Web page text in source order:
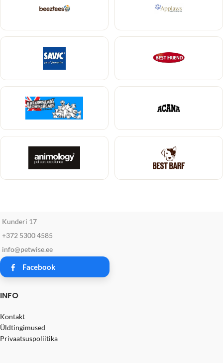
Kunderi 17
+372 5300 4585
info@petwise.ee
Facebook
INFO
Kontakt
Üldtingimused
Privaatsuspoliitika